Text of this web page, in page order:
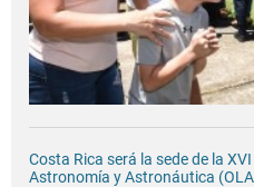
Costa Rica será la sede de la
Astronomía y Astronáutica